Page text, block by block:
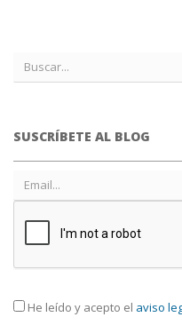
SUSCRÍBETE AL BLOG
He leído y acepto el aviso